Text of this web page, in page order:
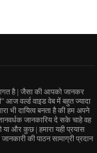
है | जैसा की आपको जानकर
आज वर्ल्ड वाइड वेब में बहुत ज्यादा
भी दायित्व बनता है की हम अपने
जानकारिय दे सके चाहे वह
या और कुछ | हमारा यही प्रयास
की पाठन सामाग्री प्रदान